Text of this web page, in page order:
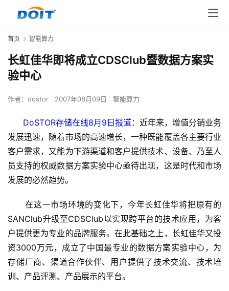
首页 智能算力
长虹佳华即将成立CDSClub暨数据方案实
验中心
作者： dostor 2007年08月09日 智能算力
DoSTOR存储在线8月9日报道：近年来，增值分销业务
发展迅速，随着市场的高速增长，一种既能覆盖各主要行业
客户需求，又能为下游渠道和客户提供技术、设备、乃至人
员支持的权威数据方案实验中心亟待出现，这是时代和市场
发展的必然趋势。
在这一市场环境的变化下，今年长虹佳华将把原有的
SANClub升级至CDSClub以实现跨平台的技术应用，为客
户提供更为专业的品牌服务。在此基础之上，长虹佳华又投
资3000万元，成立了中国最专业的数据方案实验中心，为
存储厂商、渠道合作伙伴、用户提供了技术交流、技术培
训、产品评测、产品展示的平台。